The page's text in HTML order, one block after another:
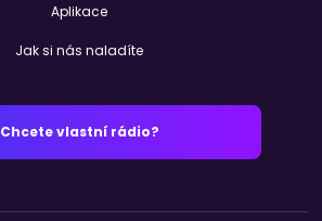
Aplikace
Jak si nás naladíte
Chcete vlastní rádio?